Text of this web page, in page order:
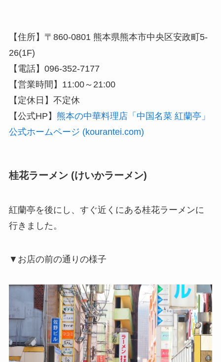
【住所】〒860-0801 熊本県熊本市中央区安政町5-
26(1F)
【電話】096-352-7177
【営業時間】11:00～21:00
【定休日】不定休
【公式HP】 熊本の中華料理店「中国名菜 紅蘭亭」
公式ホームページ (kourantei.com)
桂花ラーメン (けいかラーメン)
紅蘭亭を後にし、すぐ近くにある桂花ラーメンに
行きました。
▼お店の前の通りの様子